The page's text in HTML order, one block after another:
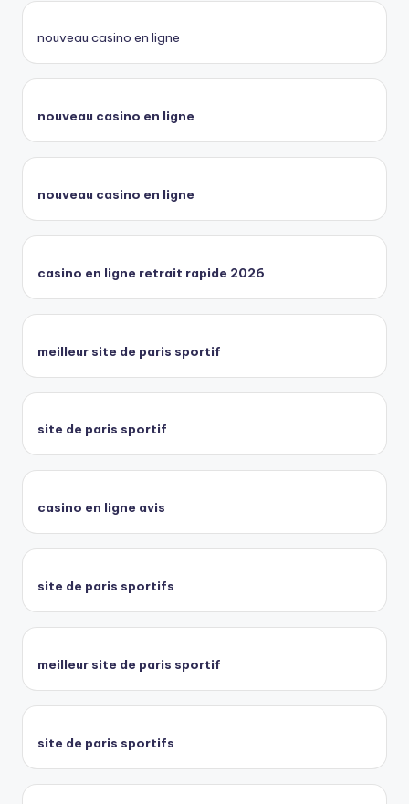
nouveau casino en ligne
nouveau casino en ligne
nouveau casino en ligne
casino en ligne retrait rapide 2026
meilleur site de paris sportif
site de paris sportif
casino en ligne avis
site de paris sportifs
meilleur site de paris sportif
site de paris sportifs